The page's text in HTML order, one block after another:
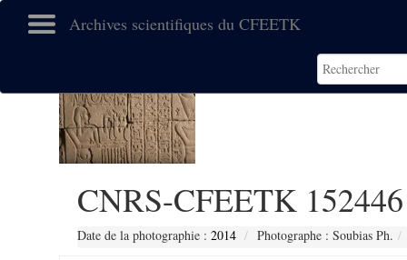
Archives scientifiques du CFEETK
CNRS-CFEETK 152446
Date de la photographie : 2014 Photographe : Soubias Ph.